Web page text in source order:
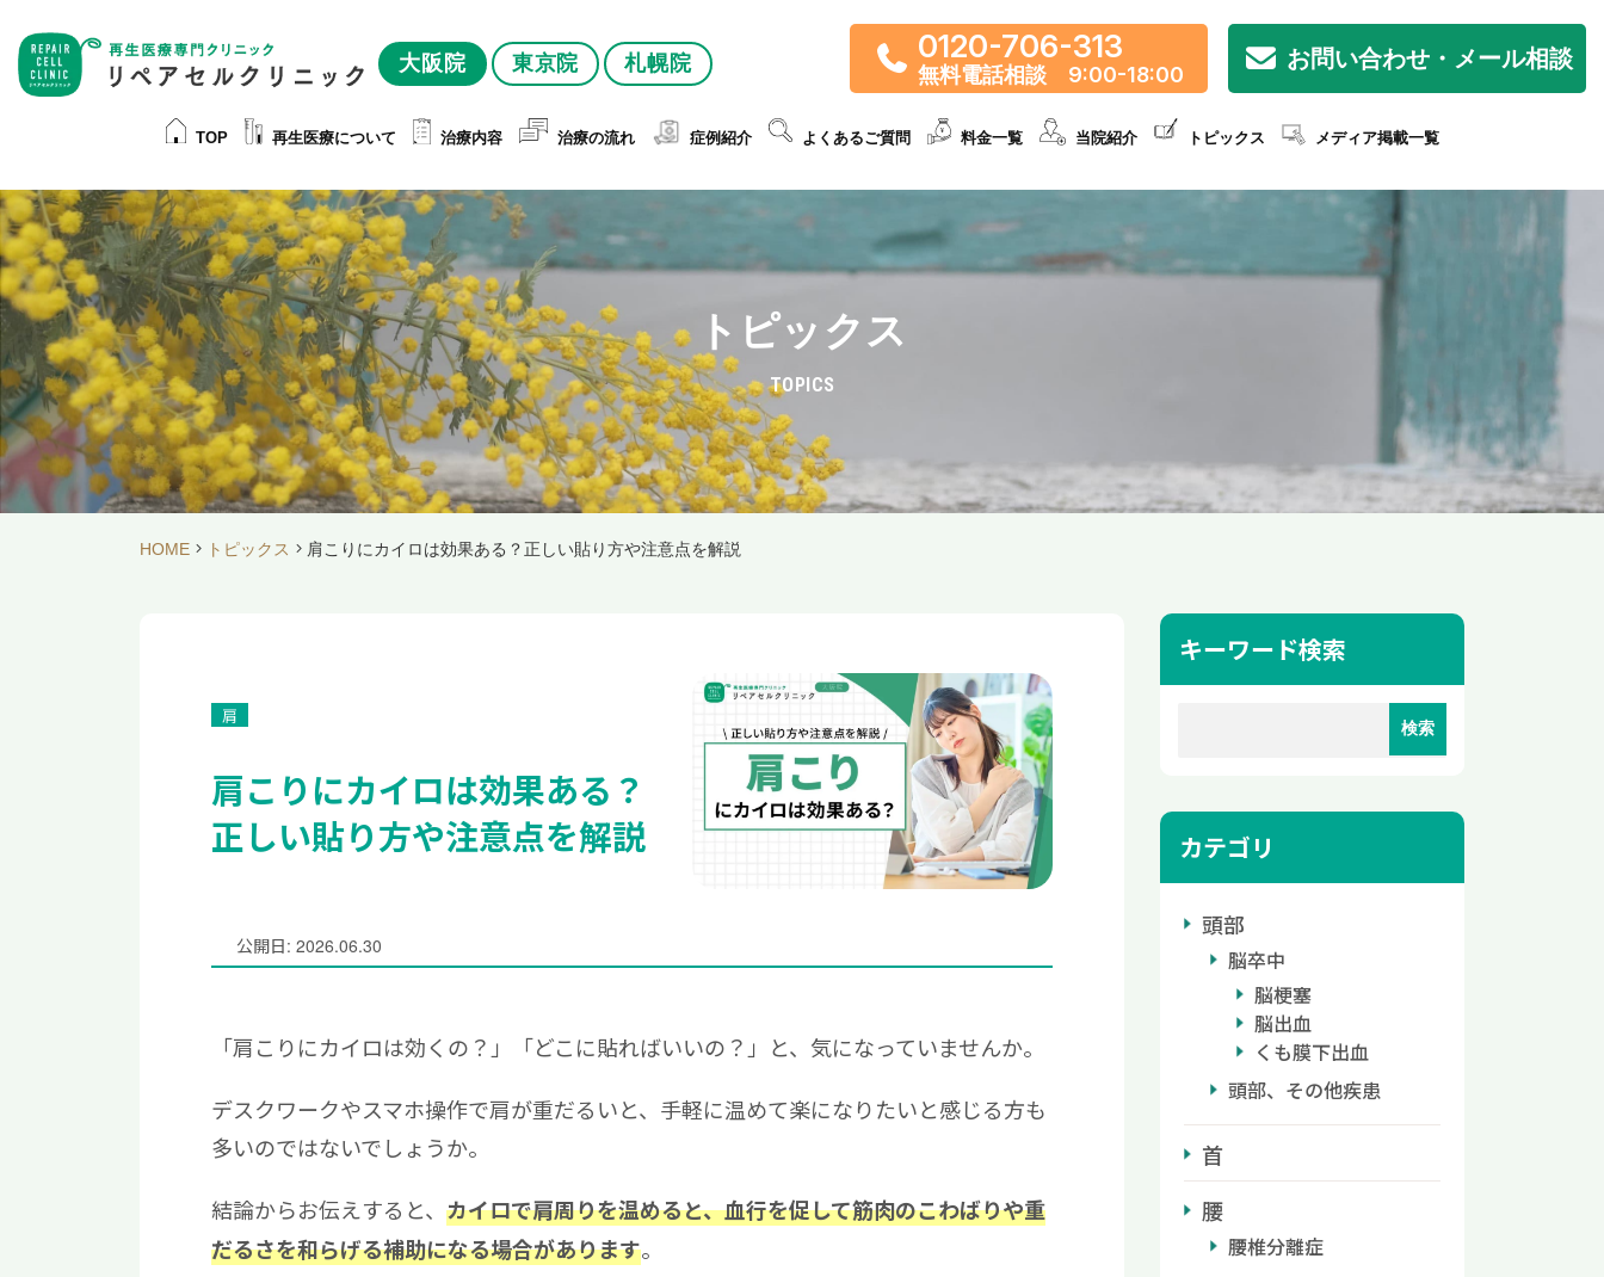
大阪院 東京院 札幌院 0120-706-313
無料電話相談 9:00-18:00
お問い合わせ・メール相談
TOP 再生医療について 治療内容 治療の流れ 症例紹介 よくあるご質問 料金一覧 当院紹介 トピックス メディア掲載一覧
トピックス
TOPICS
HOME トピックス 肩こりにカイロは効果ある？正しい貼り方や注意点を解説
肩
肩こりにカイロは効果ある？
正しい貼り方や注意点を解説
公開日: 2026.06.30
「肩こりにカイロは効くの？」「どこに貼ればいいの？」と、気になっていませんか。
デスクワークやスマホ操作で肩が重だるいと、手軽に温めて楽になりたいと感じる方も
多いのではないでしょうか。
結論からお伝えすると、 カイロで肩周りを温めると、血行を促して筋肉のこわばりや重
だるさを和らげる補助になる場合があります。
キーワード検索
カテゴリ
頭部
脳卒中
脳梗塞
脳出血
くも膜下出血
頭部、その他疾患
首
腰
腰椎分離症